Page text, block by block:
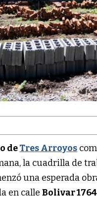
deTres Arroyos
la cuadrilla de
una esperada
en calleBolivar 1764